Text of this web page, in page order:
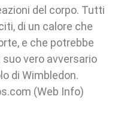
del corpo. Tutti
di un calore che
e che potrebbe
suo vero avversario
di Wimbledon.
(Web Info)